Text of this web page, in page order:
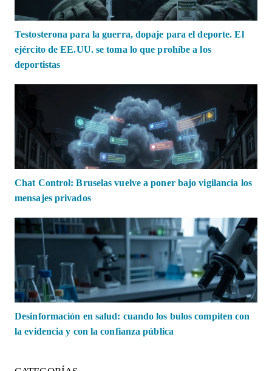
Testosterona para la guerra, dopaje para el deporte. El
ejército de EE.UU. se toma lo que prohíbe a los
deportistas
Chat Control: Bruselas vuelve a poner bajo vigilancia los
mensajes privados
Desinformación en salud: cuando los bulos compiten con
la evidencia y con la confianza pública